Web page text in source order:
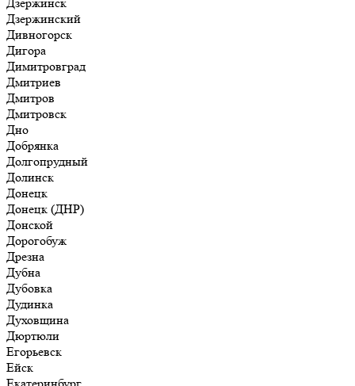
Дзержинский
Дивногорск
Дигора
Димитровград
Дмитриев
Дмитров
Дмитровск
Дно
Добрянка
Долгопрудный
Долинск
Донецк
Донецк (ДНР)
Донской
Дорогобуж
Дрезна
Дубна
Дубовка
Дудинка
Духовщина
Дюртюли
Егорьевск
Ейск